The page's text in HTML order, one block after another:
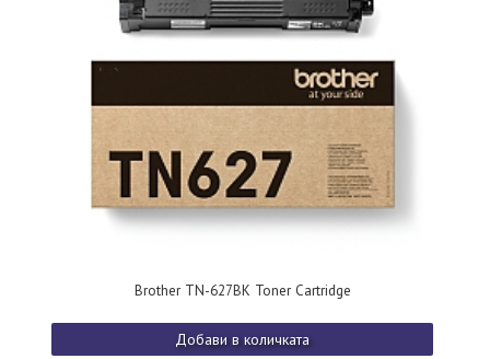
Brother TN-627BK Toner Cartridge
Добави в количката